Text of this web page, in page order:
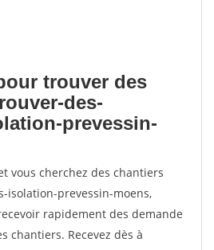
trouver des
des-
prevessin-
vous cherchez des chantiers
isolation-prevessin-moens,
rapidement des demande
chantiers. Recevez dès à